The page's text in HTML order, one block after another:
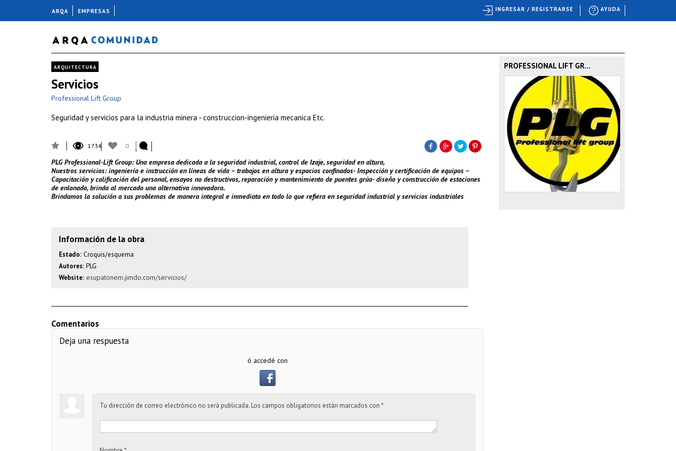
ARQUITECTURA
Servicios
Professional Lift Group
Seguridad y servicios para la industria minera - construccion-ingenieria mecanica Etc.
1734 0
PLG Professional-Lift Group: Una empresa dedicada a la seguridad industrial, control de Izaje, seguridad en altura,
Nuestros servicios: ingeniería e instrucción en líneas de vida – trabajos en altura y espacios confinados- Inspección y certificación de equipos –
Capacitación y calificación del personal, ensayos no destructivos, reparación y mantenimiento de puentes grúa- diseño y construcción de estaciones
de enlonado, brinda al mercado una alternativa innovadora.
Brindamos la solución a sus problemas de manera integral e inmediata en todo lo que refiera en seguridad industrial y servicios industriales
Información de la obra
Estado: Croquis/esquema
Autores: PLG
Website: esupatonem.jimdo.com/servicios/
Comentarios
Deja una respuesta
ó accedé con
Tu dirección de correo electrónico no será publicada. Los campos obligatorios están marcados con *
PROFESSIONAL LIFT GR...
ARQA EMPRESAS AYUDA
INGRESAR / REGISTRARSE